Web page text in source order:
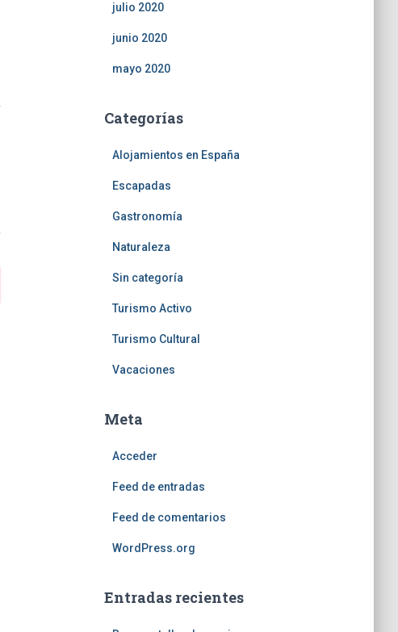
julio 2020
junio 2020
mayo 2020
Categorías
Alojamientos en España
Escapadas
Gastronomía
Naturaleza
Sin categoría
Turismo Activo
Turismo Cultural
Vacaciones
Meta
Acceder
Feed de entradas
Feed de comentarios
WordPress.org
Entradas recientes